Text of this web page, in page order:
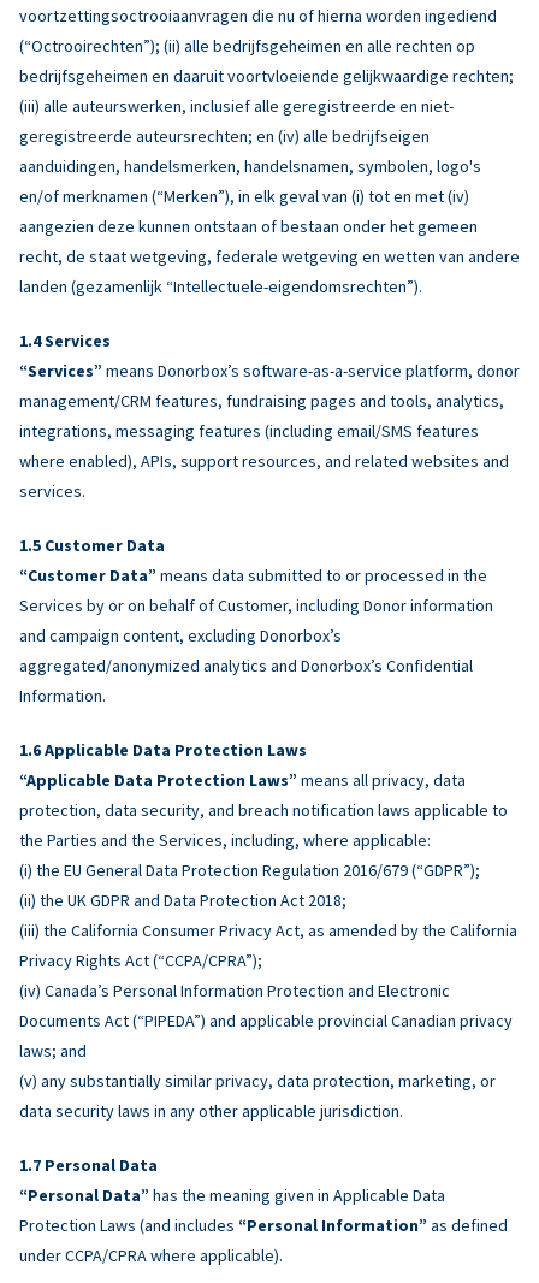
voortzettingsoctrooiaanvragen die nu of hierna worden ingediend
(“Octrooirechten”); (ii) alle bedrijfsgeheimen en alle rechten op
bedrijfsgeheimen en daaruit voortvloeiende gelijkwaardige rechten;
(iii) alle auteurswerken, inclusief alle geregistreerde en niet-
geregistreerde auteursrechten; en (iv) alle bedrijfseigen
aanduidingen, handelsmerken, handelsnamen, symbolen, logo's
en/of merknamen (“Merken”), in elk geval van (i) tot en met (iv)
aangezien deze kunnen ontstaan of bestaan onder het gemeen
recht, de staat wetgeving, federale wetgeving en wetten van andere
landen (gezamenlijk “Intellectuele-eigendomsrechten”).
Services
“Services” means Donorbox’s software-as-a-service platform, donor
management/CRM features, fundraising pages and tools, analytics,
integrations, messaging features (including email/SMS features
where enabled), APIs, support resources, and related websites and
services.
Customer Data
“Customer Data” means data submitted to or processed in the
Services by or on behalf of Customer, including Donor information
and campaign content, excluding Donorbox’s
aggregated/anonymized analytics and Donorbox’s Confidential
Information.
Applicable Data Protection Laws
“Applicable Data Protection Laws” means all privacy, data
protection, data security, and breach notification laws applicable to
the Parties and the Services, including, where applicable:
(i) the EU General Data Protection Regulation 2016/679 (“GDPR”);
(ii) the UK GDPR and Data Protection Act 2018;
(iii) the California Consumer Privacy Act, as amended by the California
Privacy Rights Act (“CCPA/CPRA”);
(iv) Canada’s Personal Information Protection and Electronic
Documents Act (“PIPEDA”) and applicable provincial Canadian privacy
laws; and
(v) any substantially similar privacy, data protection, marketing, or
data security laws in any other applicable jurisdiction.
Personal Data
“Personal Data” has the meaning given in Applicable Data
Protection Laws (and includes “Personal Information” as defined
under CCPA/CPRA where applicable).